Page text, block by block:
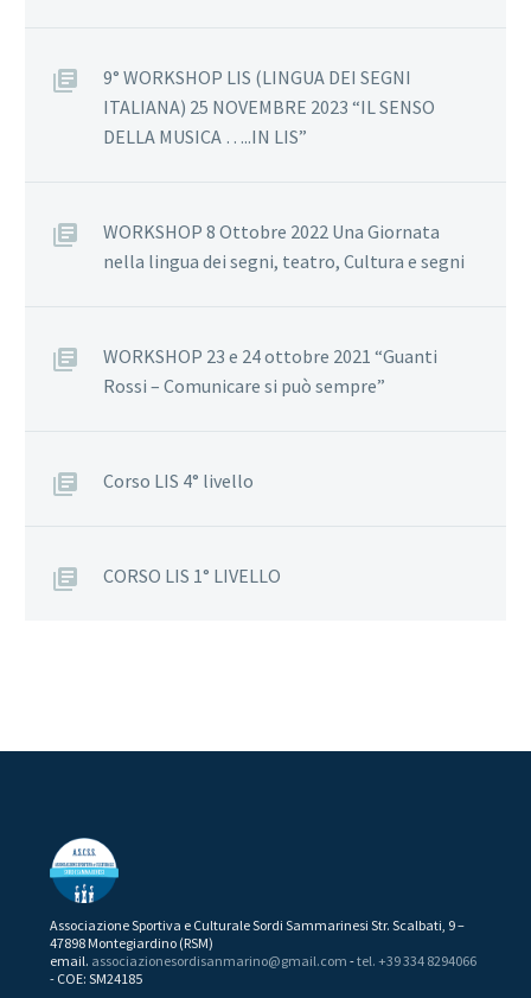
9° WORKSHOP LIS (LINGUA DEI SEGNI
ITALIANA) 25 NOVEMBRE 2023 “IL SENSO
DELLA MUSICA …..IN LIS”
WORKSHOP 8 Ottobre 2022 Una Giornata
nella lingua dei segni, teatro, Cultura e segni
WORKSHOP 23 e 24 ottobre 2021 “Guanti
Rossi – Comunicare si può sempre”
Corso LIS 4° livello
CORSO LIS 1° LIVELLO
Associazione Sportiva e Culturale Sordi Sammarinesi Str. Scalbati, 9 –
47898 Montegiardino (RSM)
email. associazionesordisanmarino@gmail.com -tel. +39 334 8294066
- COE: SM24185